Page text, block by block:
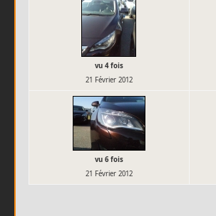
vu 4 fois
21 Février 2012
vu 6 fois
21 Février 2012